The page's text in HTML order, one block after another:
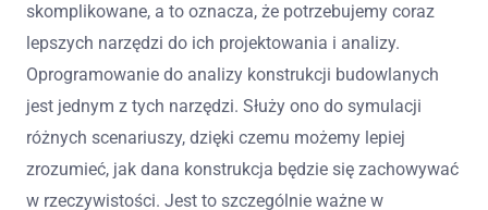
skomplikowane, a to oznacza, że potrzebujemy coraz
lepszych narzędzi do ich projektowania i analizy.
Oprogramowanie do analizy konstrukcji budowlanych
jest jednym z tych narzędzi. Służy ono do symulacji
różnych scenariuszy, dzięki czemu możemy lepiej
zrozumieć, jak dana konstrukcja będzie się zachowywać
w rzeczywistości. Jest to szczególnie ważne w